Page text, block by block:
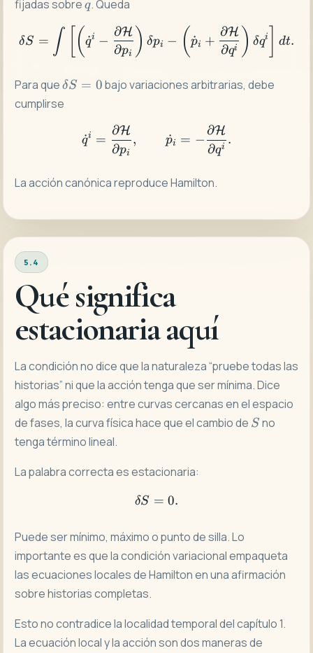
fijadas sobre q. Queda
\delta S = \int \left[
δS = ∫ ( q
˙i −
∂pi
∂H ) δpi − (p
˙i +
∂qi
∂H ) δqi dt.
Para que\delta
S=0
δS = 0bajo variaciones arbitrarias, debe
cumplirse
\dot q^i=\frac{\partial
q
˙i =
∂pi
∂H
, p
˙i = −
∂qi
∂H
.
La acción canónica reproduce Hamilton.
5.4
Qué significa
estacionaria aquí
La condición no dice que la naturaleza “pruebe todas las
historias” ni que la acción tenga que ser mínima. Dice
algo más preciso: entre curvas cercanas en el espacio
de fases, la curva física hace que el cambio de S
S no
tenga término lineal.
La palabra correcta es estacionaria:
\delta S=0.
δS = 0.
Puede ser mínimo, máximo o punto de silla. Lo
importante es que la condición variacional empaqueta
las ecuaciones locales de Hamilton en una afirmación
sobre historias completas.
Esto no contradice la localidad temporal del capítulo 1.
La ecuación local y la acción son dos maneras de